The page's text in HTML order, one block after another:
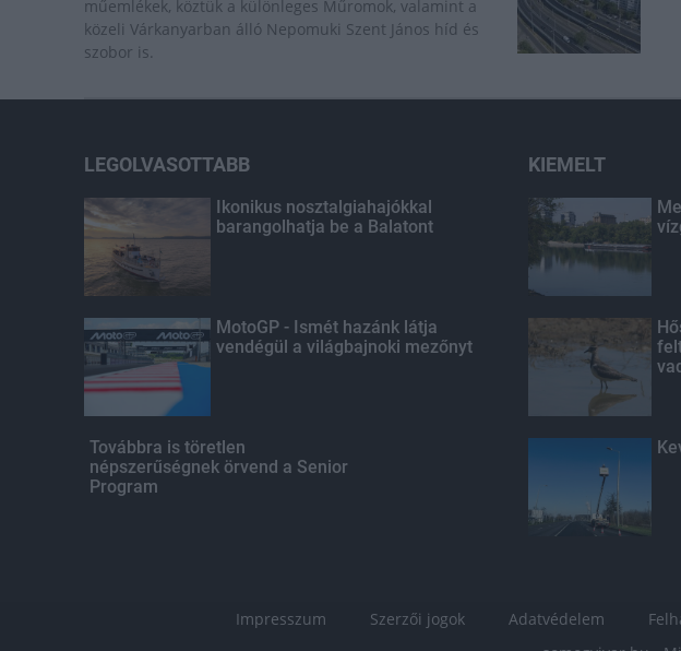
műemlékek, köztük a különleges Műromok, valamint a
közeli Várkanyarban álló Nepomuki Szent János híd és
szobor is.
LEGOLVASOTTABB
Ikonikus nosztalgiahajókkal
barangolhatja be a Balatont
MotoGP - Ismét hazánk látja
vendégül a világbajnoki mezőnyt
Továbbra is töretlen
népszerűségnek örvend a Senior
Program
KIEMELT
Impresszum Szerzői jogok Adatvédelem